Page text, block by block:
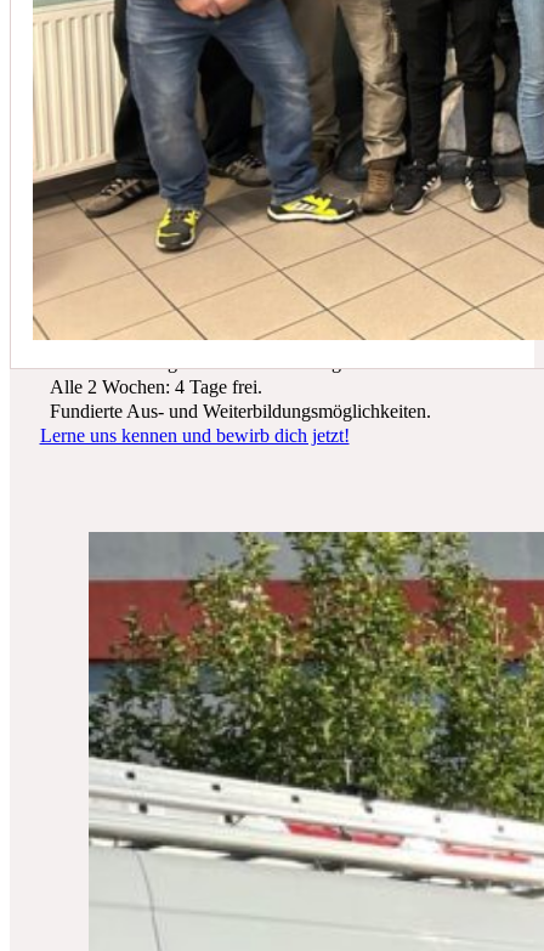
In der Regel empfehlen wir eine Wartung mindestens einmal
Du suchst einen zukunftssicheren Arbeitsplatz? Bei Schicker Technik
erwarten dich spannende Projekte, ein freundliches Team und beste
Entwicklungsmöglichkeiten.
Wir bieten dir:
Ein sicherer Arbeitsplatz in einer krisenfesten Branche.
Alle 2 Wochen: 4 Tage frei.
Fundierte Aus- und Weiterbildungsmöglichkeiten.
Lerne uns kennen und bewirb dich jetzt!